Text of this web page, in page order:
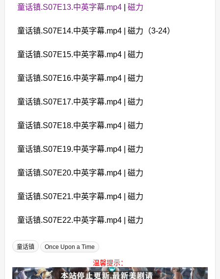
童话镇.S07E13.中英字幕.mp4| 磁力
童话镇.S07E14.中英字幕.mp4 | 磁力（3-24）
童话镇.S07E15.中英字幕.mp4 | 磁力
童话镇.S07E16.中英字幕.mp4 | 磁力
童话镇.S07E17.中英字幕.mp4 | 磁力
童话镇.S07E18.中英字幕.mp4 | 磁力
童话镇.S07E19.中英字幕.mp4 | 磁力
童话镇.S07E20.中英字幕.mp4 | 磁力
童话镇.S07E21.中英字幕.mp4 | 磁力
童话镇.S07E22.中英字幕.mp4 | 磁力
童话镇 Once Upon a Time
温馨提示：